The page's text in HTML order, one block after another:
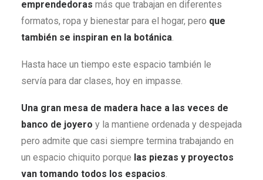
emprendedoras más que trabajan en diferentes
formatos, ropa y bienestar para el hogar, pero que
también se inspiran en la botánica.
Hasta hace un tiempo este espacio también le
servía para dar clases, hoy en impasse.
Una gran mesa de madera hace a las veces de
banco de joyero y la mantiene ordenada y despejada
pero admite que casi siempre termina trabajando en
un espacio chiquito porque las piezas y proyectos
van tomando todos los espacios.